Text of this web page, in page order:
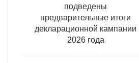
подведены
предварительные итоги
декларационной кампании
2026 года